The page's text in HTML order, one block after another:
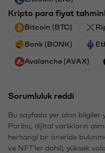
Kripto para fiyat
Bitcoin (BTC)
Bonk (BONK)
Avalanche (AVAX)
Sorumluluk reddi
Bu sayfada yer alan bilgiler
Paribu, dijital varlıkların
herhangi bir öneride
ve NFT'ler dahil), yüksek